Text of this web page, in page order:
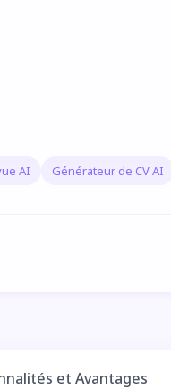
AI Générateur de CV AI
et Avantages